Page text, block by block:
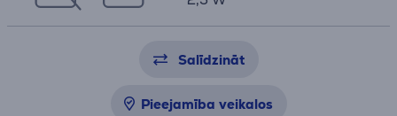
Salīdzināt
Pieejamība veikalos